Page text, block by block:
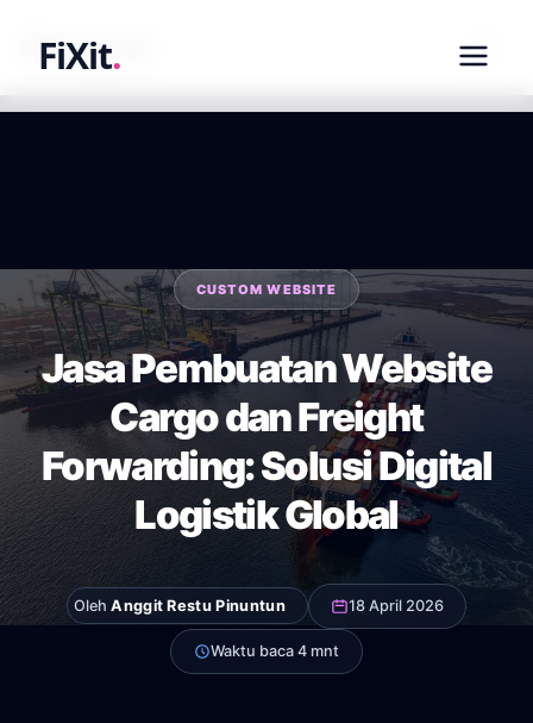
FiXit.
fixit.co.id
CUSTOM WEBSITE
Jasa Pembuatan Website
Cargo dan Freight
Forwarding: Solusi Digital
Logistik Global
OlehAnggit Restu Pinuntun 18 April 2026
Waktu baca 4 mnt